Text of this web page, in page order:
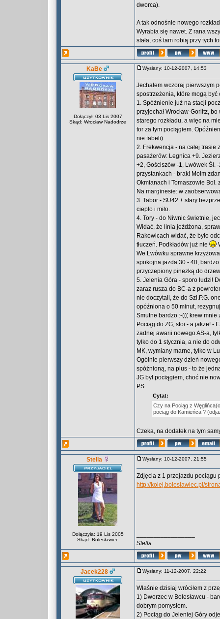
dworca).
A tak odnośnie nowego
Wyrabia się nawet. Z rana
stała, coś tam robią przy tych
KaBe
Dołączył: 03 Lis 2007
Skąd: Wrocław Nadodrze
Wysłany: 10-12-2007, 14:53
Jechałem wczoraj pierwszym
spostrzeżenia, które mogą
1. Spóźnienie już na stacji
przyjechał Wrocław-Gorlitz,
starego rozkładu, a więc na
tor za tym pociągiem.
nie tabeli).
2. Frekwencja - na całej trasie
pasażerów: Legnica +9.
+2, Gościszów -1, Lwówek Śl.
przystankach - brak! Moim
Okmianach i Tomaszowie Bol.
Na marginesie: w
3. Tabor - SU42 + stary
ciepło i miło.
4. Tory - do Niwnic świetnie,
Widać, że linia jeżdżona,
Rakowicach widać, że było
tłuczeń. Podkładów już nie
We Lwówku sprawne
spokojna jazda 30 - 40,
przyczepiony pinezką do
5. Jelenia Góra - sporo ludzi!
zaraz rusza do BC-a z
nie doczytali, że do Szl.P.G.
opóźniona o 50 minut,
Smutne bardzo :-((( krew mnie
Pociąg do ZG, stoi - a jakże! -
żadnej awarii nowego AS-a,
tylko do 1 stycznia, a nie do
MK, wymiany marne, tylko w
Ogólnie pierwszy dzień
spóźnioną, na plus - to że
JG był pociągiem, choć nie
PS.
Cytat:
Czy na Pociąg z
pociąg do Kamieńca ?
Czeka, na dodatek na tym
Stella
Dołączyła: 19 Lis 2005
Skąd: Bolesławiec
Wysłany: 10-12-2007, 21:55
Zdjęcia z 1 przejazdu pociągu
http://kolej.boleslawiec.pl/
Stella
Jacek228 Wysłany: 11-12-2007, 22:22
Właśnie dzisiaj wróciłem z
1) Dworzec w Bolesławcu -
dobrym pomysłem.
2) Pociąg do Jeleniej Góry